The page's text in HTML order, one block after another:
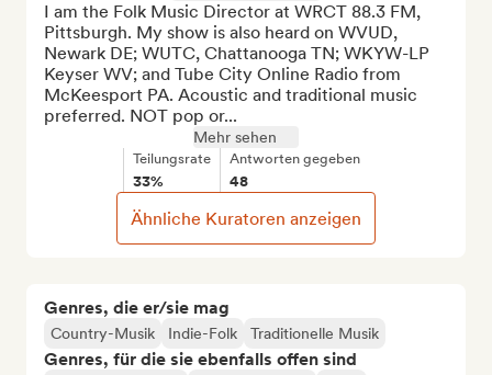
Genres, die er/sie mag
Country-Musik Indie-Folk Traditionelle Musik
Genres, für die sie ebenfalls offen sind
I am the Folk Music Director at WRCT 88.3 FM,
Pittsburgh. My show is also heard on WVUD,
Newark DE; WUTC, Chattanooga TN; WKYW-LP
Keyser WV; and Tube City Online Radio from
McKeesport PA. Acoustic and traditional music
preferred. NOT pop or...
Mehr sehen
Teilungsrate
33%
Antworten gegeben
48
Ähnliche Kuratoren anzeigen